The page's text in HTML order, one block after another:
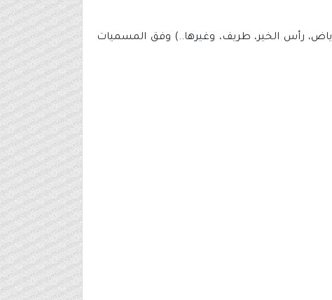
رأس الخير، طريف، وغيرها..) وفق المسميات